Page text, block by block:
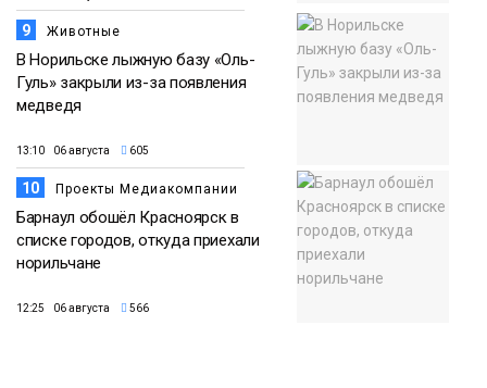
9 Животные
В Норильске лыжную базу «Оль-
Гуль» закрыли из-за появления
медведя
13:10 06 августа 605
10 Проекты Медиакомпании
Барнаул обошёл Красноярск в
списке городов, откуда приехали
норильчане
12:25 06 августа 566